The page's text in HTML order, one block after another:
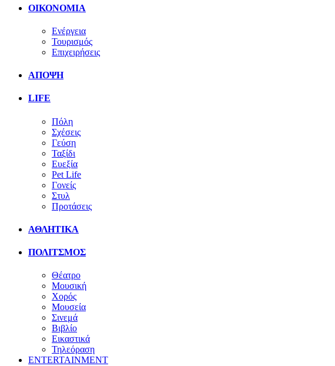
ΟΙΚΟΝΟΜΙΑ
Ενέργεια
Τουρισμός
Επιχειρήσεις
ΑΠΟΨΗ
LIFE
Πόλη
Σχέσεις
Γεύση
Ταξίδι
Ευεξία
Pet Life
Γονείς
Στυλ
Προτάσεις
ΑΘΛΗΤΙΚΑ
ΠΟΛΙΤΣΜΟΣ
Θέατρο
Μουσική
Χορός
Μουσεία
Σινεμά
Βιβλίο
Εικαστικά
Τηλεόραση
ENTERTAINMENT